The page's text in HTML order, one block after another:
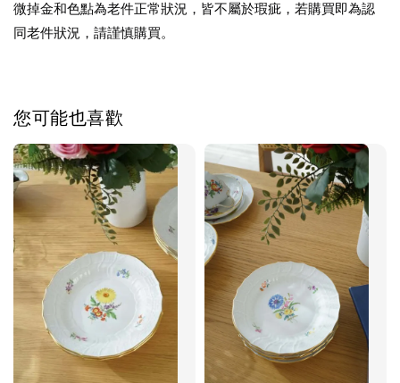
微掉金和色點為老件正常狀況，皆不屬於瑕疵，若購買即為認
同老件狀況，請謹慎購買。
您可能也喜歡